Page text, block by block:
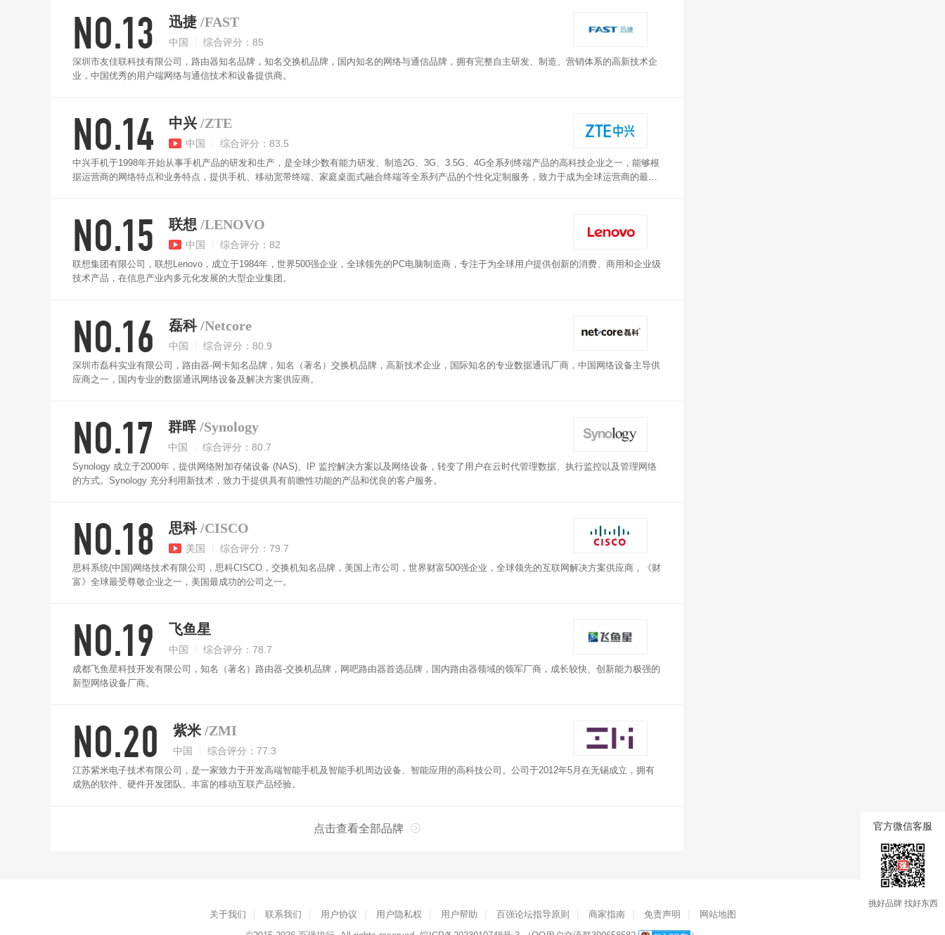
NO.13 迅捷 /FAST
中国 综合评分：85
深圳市友佳联科技有限公司，路由器知名品牌，知名交换机品牌，国内知名的网络与通信品牌，拥有完整自主研发、制造、营销体系的高新技术企
业，中国优秀的用户端网络与通信技术和设备提供商。
NO.14 中兴 /ZTE
中国 综合评分：83.5
中兴手机于1998年开始从事手机产品的研发和生产，是全球少数有能力研发、制造2G、3G、3.5G、4G全系列终端产品的高科技企业之一，能够根
据运营商的网络特点和业务特点，提供手机、移动宽带终端、家庭桌面式融合终端等全系列产品的个性化定制服务，致力于成为全球运营商的最佳
NO.15 联想 /LENOVO
中国 综合评分：82
联想集团有限公司，联想Lenovo，成立于1984年，世界500强企业，全球领先的PC电脑制造商，专注于为全球用户提供创新的消费、商用和企业级
技术产品，在信息产业内多元化发展的大型企业集团。
NO.16 磊科 /Netcore
中国 综合评分：80.9
深圳市磊科实业有限公司，路由器-网卡知名品牌，知名（著名）交换机品牌，高新技术企业，国际知名的专业数据通讯厂商，中国网络设备主导供
应商之一，国内专业的数据通讯网络设备及解决方案供应商。
NO.17 群晖 /Synology
中国 综合评分：80.7
Synology 成立于2000年，提供网络附加存储设备 (NAS)、IP 监控解决方案以及网络设备，转变了用户在云时代管理数据、执行监控以及管理网络
的方式。Synology 充分利用新技术，致力于提供具有前瞻性功能的产品和优良的客户服务。
NO.18 思科 /CISCO
美国 综合评分：79.7
思科系统(中国)网络技术有限公司，思科CISCO，交换机知名品牌，美国上市公司，世界财富500强企业，全球领先的互联网解决方案供应商，《财
富》全球最受尊敬企业之一，美国最成功的公司之一。
NO.19 飞鱼星
中国 综合评分：78.7
成都飞鱼星科技开发有限公司，知名（著名）路由器-交换机品牌，网吧路由器首选品牌，国内路由器领域的领军厂商，成长较快、创新能力极强的
新型网络设备厂商。
NO.20 紫米 /ZMI
中国 综合评分：77.3
江苏紫米电子技术有限公司，是一家致力于开发高端智能手机及智能手机周边设备、智能应用的高科技公司。公司于2012年5月在无锡成立，拥有
成熟的软件、硬件开发团队、丰富的移动互联产品经验。
点击查看全部品牌
关于我们 联系我们 用户协议 用户隐私权 用户帮助 百强论坛指导原则 商家指南 免责声明
网站地图
官方微信客服
挑好品牌 找好东西